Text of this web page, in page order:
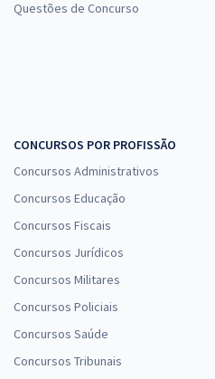
Questões de Concurso
CONCURSOS POR PROFISSÃO
Concursos Administrativos
Concursos Educação
Concursos Fiscais
Concursos Jurídicos
Concursos Militares
Concursos Policiais
Concursos Saúde
Concursos Tribunais